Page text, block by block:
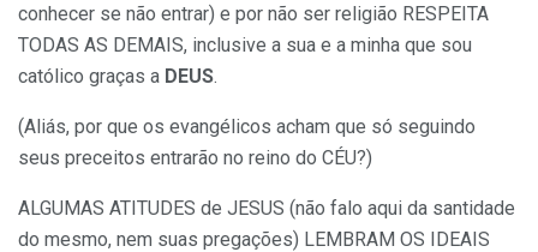
conhecer se não entrar) e por não ser religião RESPEITA
TODAS AS DEMAIS, inclusive a sua e a minha que sou
católico graças a DEUS.
(Aliás, por que os evangélicos acham que só seguindo
seus preceitos entrarão no reino do CÉU?)
ALGUMAS ATITUDES de JESUS (não falo aqui da santidade
do mesmo, nem suas pregações) LEMBRAM OS IDEAIS